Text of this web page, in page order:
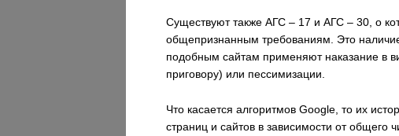
Существуют также АГС – 17 и АГС – 30, о
общепризнанным требованиям. Это
подобным сайтам применяют наказание в
приговору) или пессимизации.
Что касается алгоритмов Google, то их
страниц и сайтов в зависимости от общего